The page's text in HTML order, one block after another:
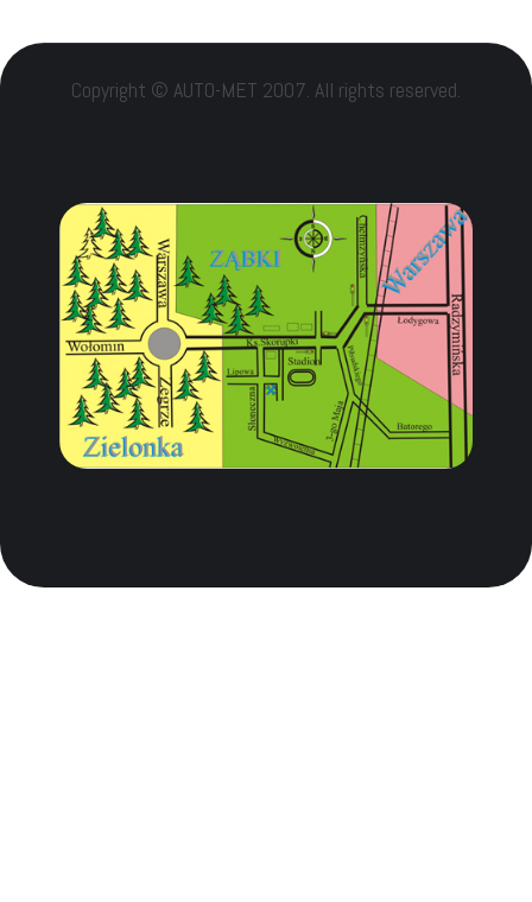
Copyright © AUTO-MET 2007. All rights reserved.